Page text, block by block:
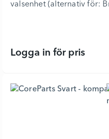
valsenhet (alternativ för:
Logga in för prisSvart